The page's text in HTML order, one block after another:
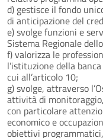
d) gestisce il fondo
di anticipazione del
e) svolge funzioni e
Sistema Regionale
f) valorizza le
l’istituzione della
cui all’articolo 10;
g) svolge, attraverso
attività di
con particolare
economico e
obiettivi